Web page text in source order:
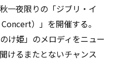
一夜限りの「ジブリ・イ
）」を開催する。
け姫」のメロディをニュー
けるまたとないチャンス